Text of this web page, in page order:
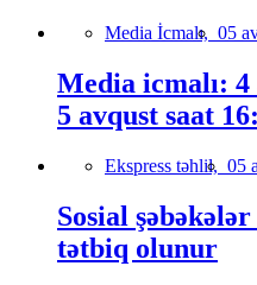
Media İcmalı, 05
Media icmalı: 4
5 avqust saat
Ekspress təhlil, 05
Sosial
tətbiq olunur